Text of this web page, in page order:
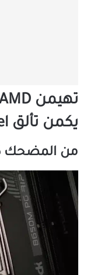
يكمن تألق Intel.
من المضحك